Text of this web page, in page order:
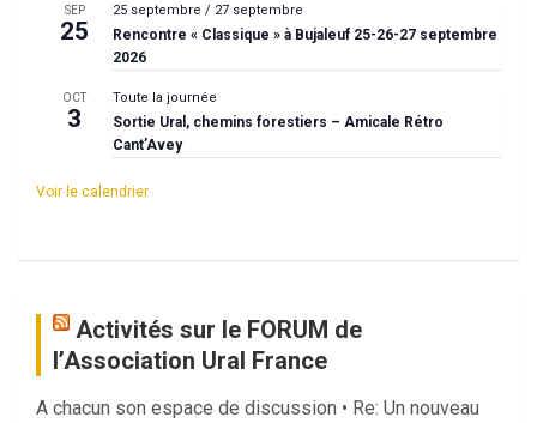
SEP
25
25 septembre / 27 septembre
Rencontre « Classique » à Bujaleuf 25-26-27 septembre
2026
OCT
3
Toute la journée
Sortie Ural, chemins forestiers – Amicale Rétro
Cant’Avey
Voir le calendrier
Activités sur le FORUM de
l’Association Ural France
A chacun son espace de discussion • Re: Un nouveau